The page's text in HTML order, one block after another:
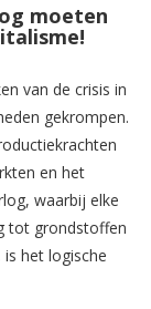
moeten
van de crisis in
gekrompen.
en het
waarbij elke
tot grondstoffen
het logische